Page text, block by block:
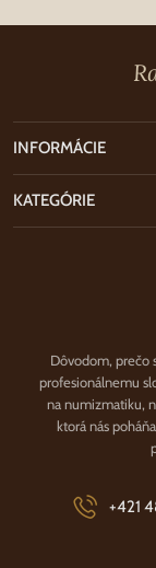
Dôvodom, prečo
profesionálnemu
na numizmatiku,
ktorá nás
+421
INFORMÁCIE
KATEGÓRIE